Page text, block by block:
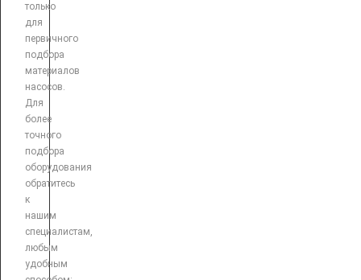
только
для
первичного
подбора
материалов
насосов.
Для
более
точного
подбора
оборудования
обратитесь
к
нашим
специалистам,
любым
удобным